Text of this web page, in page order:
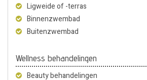
Ligweide of -terras
Binnenzwembad
Buitenzwembad
Wellness behandelingen
Beauty behandelingen